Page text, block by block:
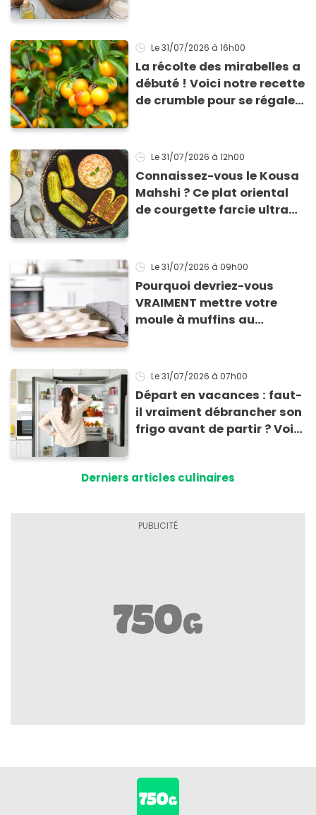
Le 31/07/2026 à 16h00
La récolte des mirabelles a
débuté ! Voici notre recette
de crumble pour se régaler
Le 31/07/2026 à 12h00
Connaissez-vous le Kousa
Mahshi ? Ce plat oriental
de courgette farcie ultra
Le 31/07/2026 à 09h00
Pourquoi devriez-vous
VRAIMENT mettre votre
moule à muffins au
!
Le 31/07/2026 à 07h00
Départ en vacances : faut-
il vraiment débrancher son
frigo avant de partir ? Voici
Derniers articles culinaires